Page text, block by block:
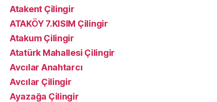
Atakent Çilingir
ATAKÖY 7.KISIM Çilingir
Atakum Çilingir
Atatürk Mahallesi Çilingir
Avcılar Anahtarcı
Avcılar Çilingir
Ayazağa Çilingir